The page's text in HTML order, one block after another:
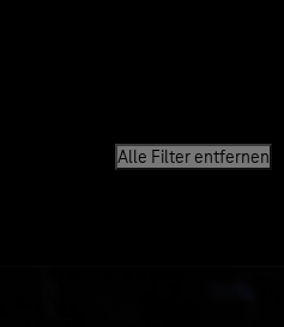
Alle Filter entfernen